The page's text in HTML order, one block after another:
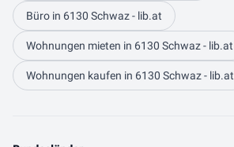
Büro in 6130 Schwaz - lib.at
Wohnungen mieten in 6130 Schwaz - lib.at
Wohnungen kaufen in 6130 Schwaz - lib.at